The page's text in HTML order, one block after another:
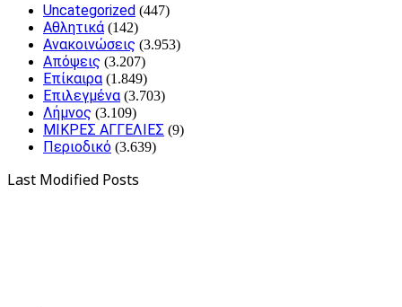
Uncategorized (447)
Αθλητικά (142)
Ανακοινώσεις (3.953)
Απόψεις (3.207)
Επίκαιρα (1.849)
Επιλεγμένα (3.703)
Λήμνος (3.109)
ΜΙΚΡΕΣ ΑΓΓΕΛΙΕΣ (9)
Περιοδικό (3.639)
Last Modified Posts